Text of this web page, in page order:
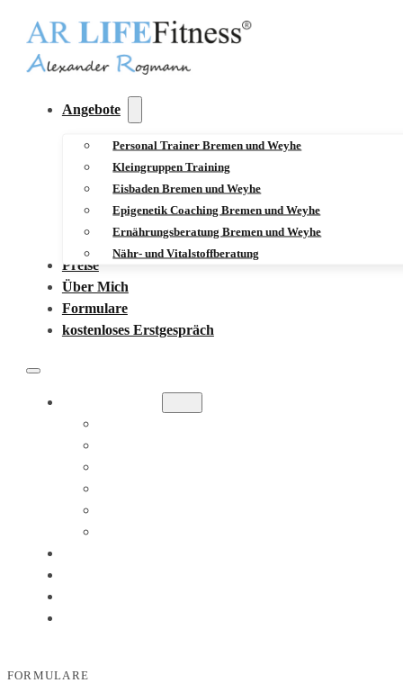
Angebote
Personal Trainer Bremen und Weyhe
Kleingruppen Training
Eisbaden Bremen und Weyhe
Epigenetik Coaching Bremen und Weyhe
Ernährungsberatung Bremen und Weyhe
Nähr- und Vitalstoffberatung
Preise
Über Mich
Formulare
kostenloses Erstgespräch
FORMULARE